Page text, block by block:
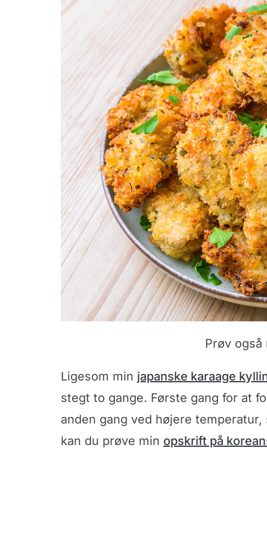
Prøv også
Ligesom min japanske karaage
stegt to gange. Første gang for at
anden gang ved højere
kan du prøve min opskrift på